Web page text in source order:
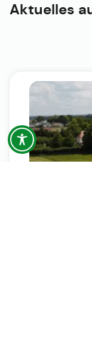
Aktuelles